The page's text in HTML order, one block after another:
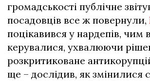
громадськості публічне
посадовців все ж повернули,
поцікавився у нардепів, чим
керувалися, ухвалюючи
розкритиковане
ще – дослідив, як змінилися